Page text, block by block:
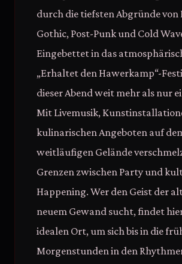
durch die tiefsten Abgründe von
Gothic, Post-Punk und Cold
Eingebettet in das
„Erhaltet den Hawerkamp“-
dieser Abend weit mehr als nur
Mit Livemusik,
kulinarischen Angeboten auf
weitläufigen Gelände
Grenzen zwischen Party und
Happening. Wer den Geist der
neuem Gewand sucht, findet
idealen Ort, um sich bis in die
Morgenstunden in den